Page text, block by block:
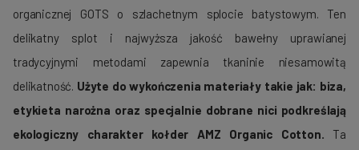
organicznej GOTS o szlachetnym splocie batystowym. Ten
delikatny splot i najwyższa jakość bawełny uprawianej
tradycyjnymi metodami zapewnia tkaninie niesamowitą
delikatność. Użyte do wykończenia materiały takie jak: biza,
etykieta narożna oraz specjalnie dobrane nici podkreślają
ekologiczny charakter kołder AMZ Organic Cotton. Ta